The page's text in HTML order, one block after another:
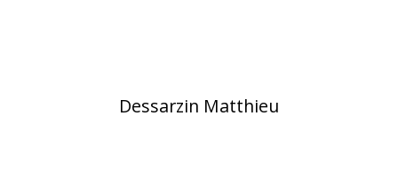
Dessarzin Matthieu